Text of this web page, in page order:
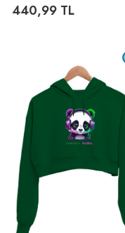
440,99 TL